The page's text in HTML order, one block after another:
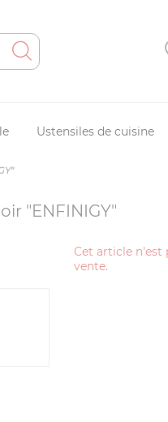
Ustensiles de cuisine
"ENFINIGY"
Cet article n'est
vente.